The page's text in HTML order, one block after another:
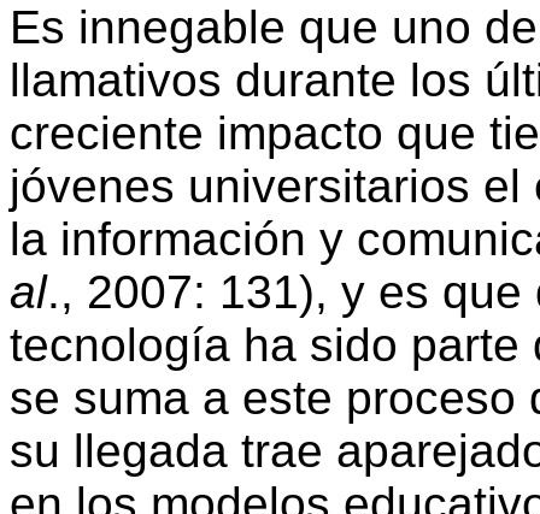
Es innegable que uno
llamativos durante los
creciente impacto que
jóvenes universitarios
la información y
al., 2007: 131), y es
tecnología ha sido
se suma a este proceso
su llegada trae